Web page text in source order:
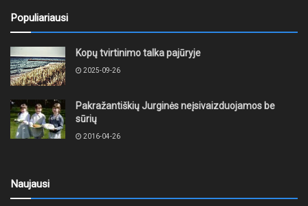
Populiariausi
Kopų tvirtinimo talka pajūryje
2025-09-26
Pakražantiškių Jurginės neįsivaizduojamos be
sūrių
2016-04-26
Naujausi